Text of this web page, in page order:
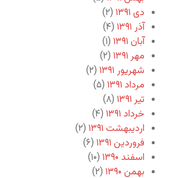
دی ۱۳۹۱
(۲)
آذر ۱۳۹۱
(۴)
آبان ۱۳۹۱
(۱)
مهر ۱۳۹۱
(۲)
شهریور ۱۳۹۱
(۲)
مرداد ۱۳۹۱
(۵)
تیر ۱۳۹۱
(۸)
خرداد ۱۳۹۱
(۴)
اردیبهشت ۱۳۹۱
(۲)
فروردین ۱۳۹۱
(۶)
اسفند ۱۳۹۰
(۱۰)
بهمن ۱۳۹۰
(۲)